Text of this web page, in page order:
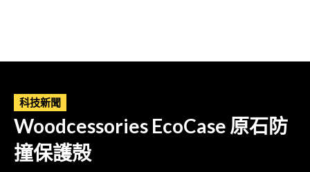
科技新聞
Woodcessories EcoCase 原石防
撞保護殻